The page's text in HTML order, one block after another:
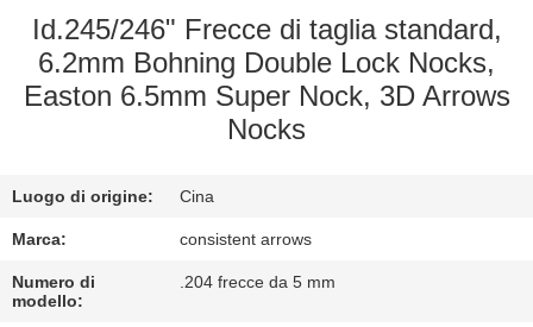
FABBRICA
CONTROLLO
CONTATTICI
Id.245/246" Frecce di taglia standard,
6.2mm Bohning Double Lock Nocks,
Easton 6.5mm Super Nock, 3D Arrows
Nocks
Luogo di origine: Cina
Marca: consistent arrows
Numero di
modello:
.204 frecce da 5 mm